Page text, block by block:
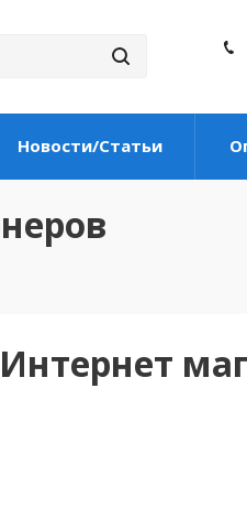
Новости/Статьи
Интернет